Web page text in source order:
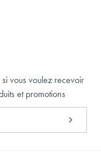
vous voulez recevoir
et promotions